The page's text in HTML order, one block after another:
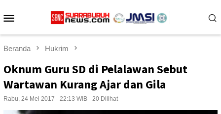
ke
Beranda Hukrim
Oknum Guru SD di Pelalawan Sebut
Wartawan Kurang Ajar dan Gila
Rabu, 24 Mei 2017 - 22:13 WIB 20 Dilihat